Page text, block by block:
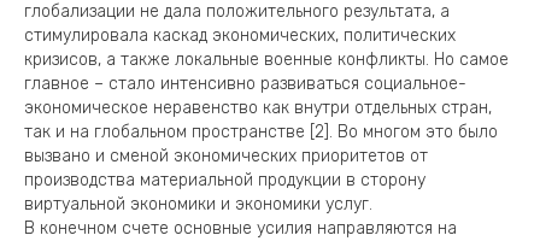
глобализации не дала положительного результата, а
стимулировала каскад экономических, политических
кризисов, а также локальные военные конфликты. Но самое
главное – стало интенсивно развиваться социальное-
экономическое неравенство как внутри отдельных стран,
так и на глобальном пространстве [2]. Во многом это было
вызвано и сменой экономических приоритетов от
производства материальной продукции в сторону
виртуальной экономики и экономики услуг.
В конечном счете основные усилия направляются на